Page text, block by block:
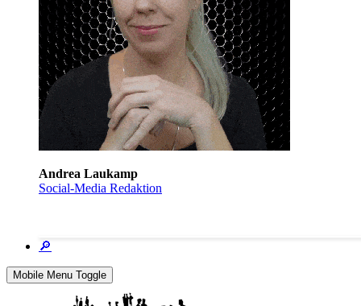
Andrea Laukamp
Social-Media Redaktion
🔎
Mobile Menu Toggle